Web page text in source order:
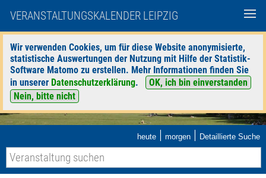
VERANSTALTUNGSKALENDER LEIPZIG
Wir verwenden Cookies, um für diese Website anonymisierte,
statistische Auswertungen der Nutzung mit Hilfe der Statistik-
Software Matomo zu erstellen. Mehr Informationen finden Sie
in unserer Datenschutzerklärung.
OK, ich bin einverstanden
Nein, bitte nicht
heute | morgen | Detaillierte Suche